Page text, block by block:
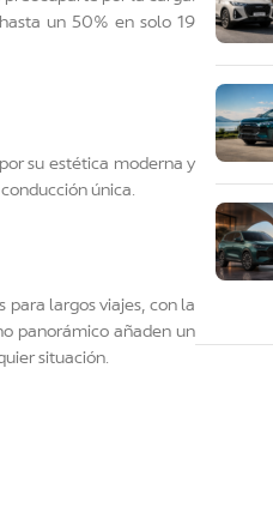
un 50% en solo 19
su estética moderna y
única.
largos viajes, con la
panorámico añaden un
situación.